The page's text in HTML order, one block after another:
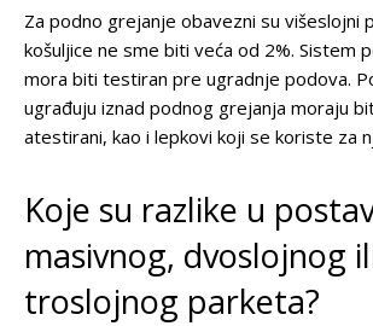
Za podno grejanje obavezni su višeslojni
košuljice ne sme biti veća od 2%. Sistem
mora biti testiran pre ugradnje podova.
ugrađuju iznad podnog grejanja moraju
atestirani, kao i lepkovi koji se koriste za
Koje su razlike u
masivnog, dvoslojnog
troslojnog parketa?